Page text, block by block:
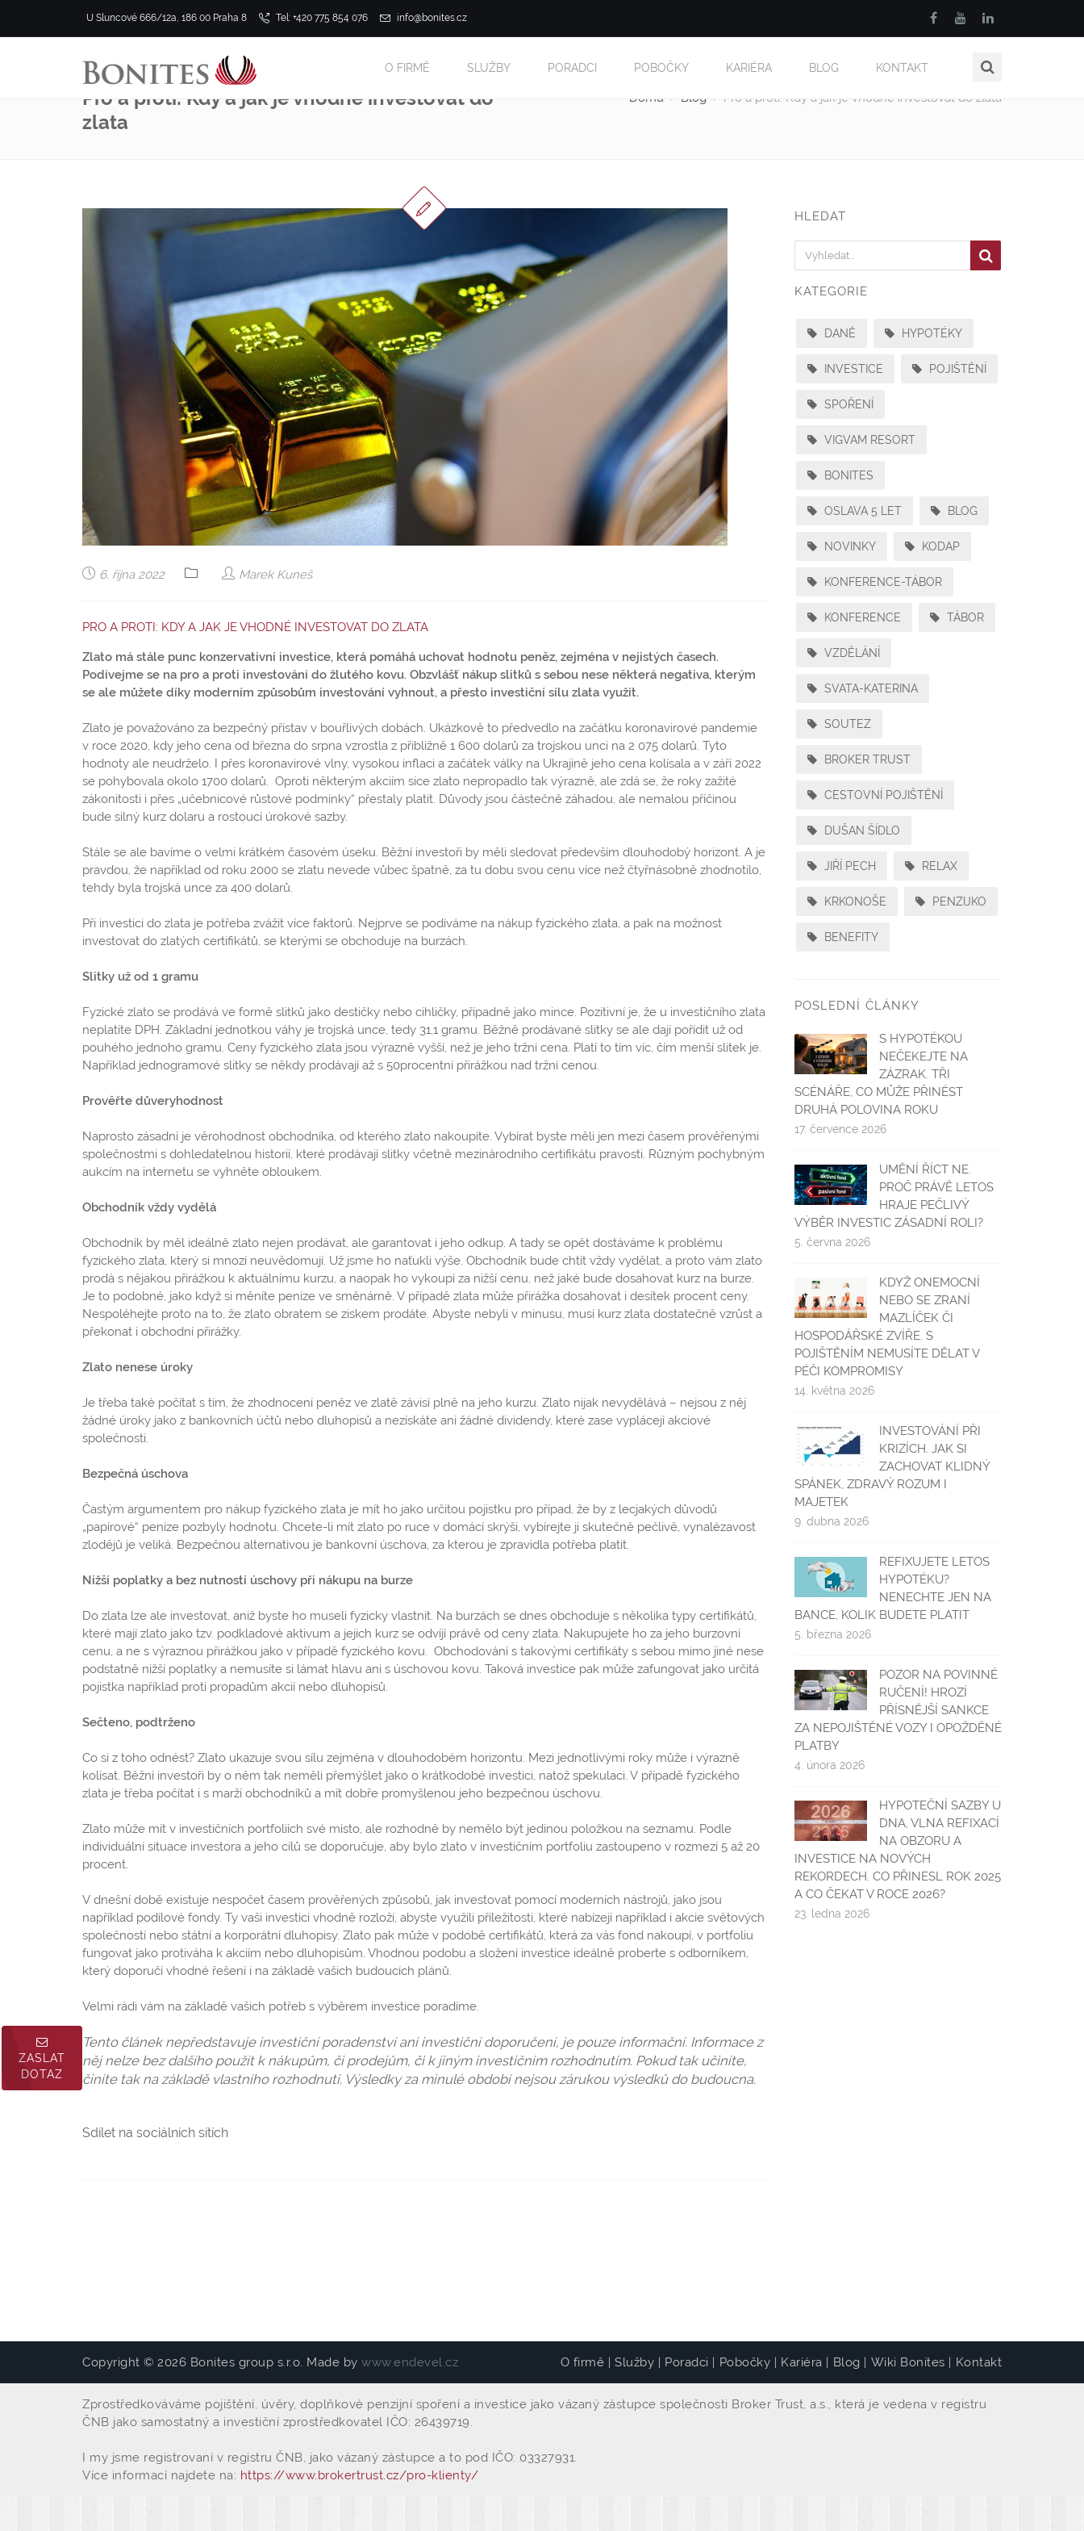
U Sluncové 666/12a, 186 00 Praha 8 Tel: +420 775 854 076 info@bonites.cz
O FIRMĚ SLUŽBY PORADCI POBOČKY KARIÉRA BLOG KONTAKT
Pro a proti: Kdy a jak je vhodné investovat do
zlata
Domů Blog Pro a proti: Kdy a jak je vhodné investovat do zlata
6. října 2022 Marek Kuneš
PRO A PROTI: KDY A JAK JE VHODNÉ INVESTOVAT DO ZLATA
Zlato má stále punc konzervativní investice, která pomáhá uchovat hodnotu peněz, zejména v nejistých časech.
Podívejme se na pro a proti investování do žlutého kovu. Obzvlášť nákup slitků s sebou nese některá negativa, kterým
se ale můžete díky moderním způsobům investování vyhnout, a přesto investiční sílu zlata využít.
Zlato je považováno za bezpečný přístav v bouřlivých dobách. Ukázkově to předvedlo na začátku koronavirové pandemie
v roce 2020, kdy jeho cena od března do srpna vzrostla z přibližně 1 600 dolarů za trojskou unci na 2 075 dolarů. Tyto
hodnoty ale neudrželo. I přes koronavirové vlny, vysokou inflaci a začátek války na Ukrajině jeho cena kolísala a v září 2022
se pohybovala okolo 1700 dolarů. Oproti některým akciím sice zlato nepropadlo tak výrazně, ale zdá se, že roky zažité
zákonitosti i přes „učebnicové růstové podmínky“ přestaly platit. Důvody jsou částečně záhadou, ale nemalou příčinou
bude silný kurz dolaru a rostoucí úrokové sazby.
Stále se ale bavíme o velmi krátkém časovém úseku. Běžní investoři by měli sledovat především dlouhodobý horizont. A je
pravdou, že například od roku 2000 se zlatu nevede vůbec špatně, za tu dobu svou cenu více než čtyřnásobně zhodnotilo,
tehdy byla trojská unce za 400 dolarů.
Při investici do zlata je potřeba zvážit více faktorů. Nejprve se podíváme na nákup fyzického zlata, a pak na možnost
investovat do zlatých certifikátů, se kterými se obchoduje na burzách.
Slitky už od 1 gramu
Fyzické zlato se prodává ve formě slitků jako destičky nebo cihličky, případně jako mince. Pozitivní je, že u investičního zlata
neplatíte DPH. Základní jednotkou váhy je trojská unce, tedy 31,1 gramu. Běžně prodávané slitky se ale dají pořídit už od
pouhého jednoho gramu. Ceny fyzického zlata jsou výrazně vyšší, než je jeho tržní cena. Platí to tím víc, čím menší slitek je.
Například jednogramové slitky se někdy prodávají až s 50procentní přirážkou nad tržní cenou.
Prověřte důveryhodnost
Naprosto zásadní je věrohodnost obchodníka, od kterého zlato nakoupíte. Vybírat byste měli jen mezi časem prověřenými
společnostmi s dohledatelnou historií, které prodávají slitky včetně mezinárodního certifikátu pravosti. Různým pochybným
aukcím na internetu se vyhněte obloukem.
Obchodník vždy vydělá
Obchodník by měl ideálně zlato nejen prodávat, ale garantovat i jeho odkup. A tady se opět dostáváme k problému
fyzického zlata, který si mnozí neuvědomují. Už jsme ho naťukli výše. Obchodník bude chtít vždy vydělat, a proto vám zlato
prodá s nějakou přirážkou k aktuálnímu kurzu, a naopak ho vykoupí za nižší cenu, než jaké bude dosahovat kurz na burze.
Je to podobné, jako když si měníte peníze ve směnárně. V případě zlata může přirážka dosahovat i desítek procent ceny.
Nespoléhejte proto na to, že zlato obratem se ziskem prodáte. Abyste nebyli v minusu, musí kurz zlata dostatečně vzrůst a
překonat i obchodní přirážky.
Zlato nenese úroky
Je třeba také počítat s tím, že zhodnocení peněz ve zlatě závisí plně na jeho kurzu. Zlato nijak nevydělává – nejsou z něj
žádné úroky jako z bankovních účtů nebo dluhopisů a nezískáte ani žádné dividendy, které zase vyplácejí akciové
společnosti.
Bezpečná úschova
Častým argumentem pro nákup fyzického zlata je mít ho jako určitou pojistku pro případ, že by z lecjakých důvodů
„papírové“ peníze pozbyly hodnotu. Chcete-li mít zlato po ruce v domácí skrýši, vybírejte ji skutečně pečlivě, vynalézavost
zlodějů je veliká. Bezpečnou alternativou je bankovní úschova, za kterou je zpravidla potřeba platit.
Nižší poplatky a bez nutnosti úschovy při nákupu na burze
Do zlata lze ale investovat, aniž byste ho museli fyzicky vlastnit. Na burzách se dnes obchoduje s několika typy certifikátů,
které mají zlato jako tzv. podkladové aktivum a jejich kurz se odvíjí právě od ceny zlata. Nakupujete ho za jeho burzovní
cenu, a ne s výraznou přirážkou jako v případě fyzického kovu. Obchodování s takovými certifikáty s sebou mimo jiné nese
podstatně nižší poplatky a nemusíte si lámat hlavu ani s úschovou kovu. Taková investice pak může zafungovat jako určitá
pojistka například proti propadům akcií nebo dluhopisů.
Sečteno, podtrženo
Co si z toho odnést? Zlato ukazuje svou sílu zejména v dlouhodobém horizontu. Mezi jednotlivými roky může i výrazně
kolísat. Běžní investoři by o něm tak neměli přemýšlet jako o krátkodobé investici, natož spekulaci. V případě fyzického
zlata je třeba počítat i s marží obchodníků a mít dobře promyšlenou jeho bezpečnou úschovu.
Zlato může mít v investičních portfoliích své místo, ale rozhodně by nemělo být jedinou položkou na seznamu. Podle
individuální situace investora a jeho cílů se doporučuje, aby bylo zlato v investičním portfoliu zastoupeno v rozmezí 5 až 20
procent.
V dnešní době existuje nespočet časem prověřených způsobů, jak investovat pomocí moderních nástrojů, jako jsou
například podílové fondy. Ty vaši investici vhodně rozloží, abyste využili příležitosti, které nabízejí například i akcie světových
společností nebo státní a korporátní dluhopisy. Zlato pak může v podobě certifikátů, která za vás fond nakoupí, v portfoliu
fungovat jako protiváha k akciím nebo dluhopisům. Vhodnou podobu a složení investice ideálně proberte s odborníkem,
který doporučí vhodné řešení i na základě vašich budoucích plánů.
Velmi rádi vám na základě vašich potřeb s výběrem investice poradíme.
Tento článek nepředstavuje investiční poradenství ani investiční doporučení, je pouze informační. Informace z
něj nelze bez dalšího použít k nákupům, či prodejům, či k jiným investičním rozhodnutím. Pokud tak učiníte,
činíte tak na základě vlastního rozhodnutí. Výsledky za minulé období nejsou zárukou výsledků do budoucna.
Sdílet na sociálních sítích
HLEDAT
KATEGORIE
DANĚ HYPOTÉKY
INVESTICE POJIŠTĚNÍ
SPOŘENÍ
VIGVAM RESORT
BONITES
OSLAVA 5 LET BLOG
NOVINKY KODAP
KONFERENCE-TÁBOR
KONFERENCE TÁBOR
VZDĚLÁNÍ
SVATA-KATERINA
SOUTEZ
BROKER TRUST
CESTOVNÍ POJIŠTĚNÍ
DUŠAN ŠÍDLO
JIŘÍ PECH RELAX
KRKONOŠE PENZIJKO
BENEFITY
POSLEDNÍ ČLÁNKY
S HYPOTÉKOU
NEČEKEJTE NA
ZÁZRAK. TŘI
SCÉNÁŘE, CO MŮŽE PŘINÉST
DRUHÁ POLOVINA ROKU
17. července 2026
UMĚNÍ ŘÍCT NE.
PROČ PRÁVĚ LETOS
HRAJE PEČLIVÝ
VÝBĚR INVESTIC ZÁSADNÍ ROLI?
5. června 2026
KDYŽ ONEMOCNÍ
NEBO SE ZRANÍ
MAZLÍČEK ČI
HOSPODÁŘSKÉ ZVÍŘE. S
POJIŠTĚNÍM NEMUSÍTE DĚLAT V
PÉČI KOMPROMISY
14. května 2026
INVESTOVÁNÍ PŘI
KRIZÍCH. JAK SI
ZACHOVAT KLIDNÝ
SPÁNEK, ZDRAVÝ ROZUM I
MAJETEK
9. dubna 2026
REFIXUJETE LETOS
HYPOTÉKU?
NENECHTE JEN NA
BANCE, KOLIK BUDETE PLATIT
5. března 2026
POZOR NA POVINNÉ
RUČENÍ! HROZÍ
PŘÍSNĚJŠÍ SANKCE
ZA NEPOJIŠTĚNÉ VOZY I OPOŽDĚNÉ
PLATBY
4. února 2026
HYPOTEČNÍ SAZBY U
DNA, VLNA REFIXACÍ
NA OBZORU A
INVESTICE NA NOVÝCH
REKORDECH. CO PŘINESL ROK 2025
A CO ČEKAT V ROCE 2026?
23. ledna 2026
Copyright © 2026 Bonites group s.r.o. Made by www.endevel.cz O firmě Služby Poradci Pobočky Kariéra Blog Wiki Bonites Kontakt
Zprostředkováváme pojištění, úvěry, doplňkové penzijní spoření a investice jako vázaný zástupce společnosti Broker Trust, a.s., která je vedena v registru
ČNB jako samostatný a investiční zprostředkovatel IČO: 26439719.
I my jsme registrovaní v registru ČNB, jako vázaný zástupce a to pod IČO: 03327931.
Více informací najdete na: https://www.brokertrust.cz/pro-klienty/
ZASLAT
DOTAZ